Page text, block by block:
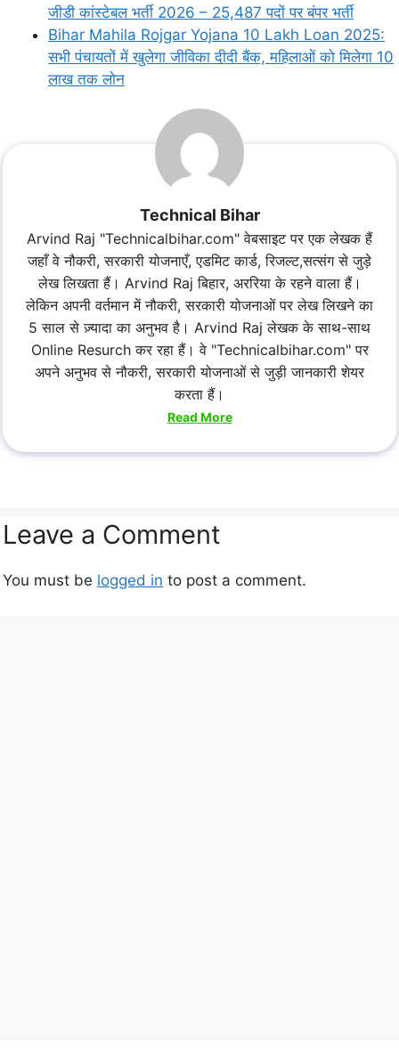
जीडी कांस्टेबल भर्ती 2026 – 25,487 पदों पर बंपर भर्ती
Bihar Mahila Rojgar Yojana 10 Lakh Loan 2025:
सभी पंचायतों में खुलेगा जीविका दीदी बैंक, महिलाओं को मिलेगा 10
लाख तक लोन
Technical Bihar
Arvind Raj "Technicalbihar.com" वेबसाइट पर एक लेखक हैं
जहाँ वे नौकरी, सरकारी योजनाएँ, एडमिट कार्ड, रिजल्ट,सत्संग से जुड़े
लेख लिखता हैं। Arvind Raj बिहार, अररिया के रहने वाला हैं।
लेकिन अपनी वर्तमान में नौकरी, सरकारी योजनाओं पर लेख लिखने का
5 साल से ज़्यादा का अनुभव है। Arvind Raj लेखक के साथ-साथ
Online Resurch कर रहा हैं। वे "Technicalbihar.com" पर
अपने अनुभव से नौकरी, सरकारी योजनाओं से जुड़ी जानकारी शेयर
करता हैं।
Read More
Leave a Comment
You must be logged in to post a comment.